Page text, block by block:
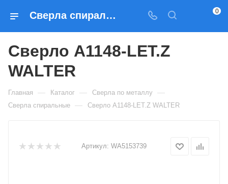
Сверла спиральные Сверло A1148-LET.Z WALTER — купить по выгодным ценам в Москве 0
Сверло A1148-LET.Z
WALTER
Главная — Каталог — Сверла по металлу —
Сверла спиральные — Сверло A1148-LET.Z WALTER
Артикул: WA5153739